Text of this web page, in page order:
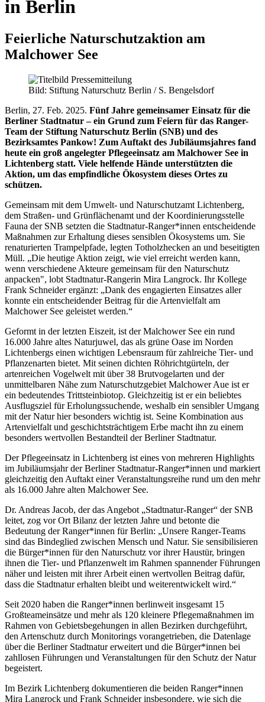
in Berlin
Feierliche Naturschutzaktion am
Malchower See
Bild: Stiftung Naturschutz Berlin / S. Bengelsdorf
Berlin, 27. Feb. 2025. Fünf Jahre gemeinsamer Einsatz für die
Berliner Stadtnatur – ein Grund zum Feiern für das Ranger-
Team der Stiftung Naturschutz Berlin (SNB) und des
Bezirksamtes Pankow! Zum Auftakt des Jubiläumsjahres fand
heute ein groß angelegter Pflegeeinsatz am Malchower See in
Lichtenberg statt. Viele helfende Hände unterstützten die
Aktion, um das empfindliche Ökosystem dieses Ortes zu
schützen.
Gemeinsam mit dem Umwelt- und Naturschutzamt Lichtenberg,
dem Straßen- und Grünflächenamt und der Koordinierungsstelle
Fauna der SNB setzten die Stadtnatur-Ranger*innen entscheidende
Maßnahmen zur Erhaltung dieses sensiblen Ökosystems um. Sie
renaturierten Trampelpfade, legten Totholzhecken an und beseitigten
Müll. „Die heutige Aktion zeigt, wie viel erreicht werden kann,
wenn verschiedene Akteure gemeinsam für den Naturschutz
anpacken", lobt Stadtnatur-Rangerin Mira Langrock. Ihr Kollege
Frank Schneider ergänzt: „Dank des engagierten Einsatzes aller
konnte ein entscheidender Beitrag für die Artenvielfalt am
Malchower See geleistet werden.“
Geformt in der letzten Eiszeit, ist der Malchower See ein rund
16.000 Jahre altes Naturjuwel, das als grüne Oase im Norden
Lichtenbergs einen wichtigen Lebensraum für zahlreiche Tier- und
Pflanzenarten bietet. Mit seinen dichten Röhrichtgürteln, der
artenreichen Vogelwelt mit über 38 Brutvogelarten und der
unmittelbaren Nähe zum Naturschutzgebiet Malchower Aue ist er
ein bedeutendes Trittsteinbiotop. Gleichzeitig ist er ein beliebtes
Ausflugsziel für Erholungssuchende, weshalb ein sensibler Umgang
mit der Natur hier besonders wichtig ist. Seine Kombination aus
Artenvielfalt und geschichtsträchtigem Erbe macht ihn zu einem
besonders wertvollen Bestandteil der Berliner Stadtnatur.
Der Pflegeeinsatz in Lichtenberg ist eines von mehreren Highlights
im Jubiläumsjahr der Berliner Stadtnatur-Ranger*innen und markiert
gleichzeitig den Auftakt einer Veranstaltungsreihe rund um den mehr
als 16.000 Jahre alten Malchower See.
Dr. Andreas Jacob, der das Angebot „Stadtnatur-Ranger“ der SNB
leitet, zog vor Ort Bilanz der letzten Jahre und betonte die
Bedeutung der Ranger*innen für Berlin: „Unsere Ranger-Teams
sind das Bindeglied zwischen Mensch und Natur. Sie sensibilisieren
die Bürger*innen für den Naturschutz vor ihrer Haustür, bringen
ihnen die Tier- und Pflanzenwelt im Rahmen spannender Führungen
näher und leisten mit ihrer Arbeit einen wertvollen Beitrag dafür,
dass die Stadtnatur erhalten bleibt und weiterentwickelt wird.“
Seit 2020 haben die Ranger*innen berlinweit insgesamt 15
Großteameinsätze und mehr als 120 kleinere Pflegemaßnahmen im
Rahmen von Gebietsbegehungen in allen Bezirken durchgeführt,
den Artenschutz durch Monitorings vorangetrieben, die Datenlage
über die Berliner Stadtnatur erweitert und die Bürger*innen bei
zahllosen Führungen und Veranstaltungen für den Schutz der Natur
begeistert.
Im Bezirk Lichtenberg dokumentieren die beiden Ranger*innen
Mira Langrock und Frank Schneider insbesondere, wie sich die